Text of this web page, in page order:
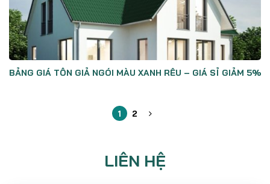
BẢNG GIÁ TÔN GIẢ NGÓI MÀU XANH RÊU – GIÁ SỈ GIẢM 5%
1 2
LIÊN HỆ